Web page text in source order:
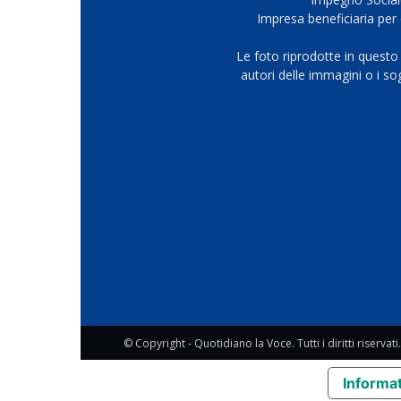
Impresa beneficiaria
Le foto riprodotte in
autori delle immagini o i
© Copyright - Quotidiano la Voce. Tutti i diritti riservati.